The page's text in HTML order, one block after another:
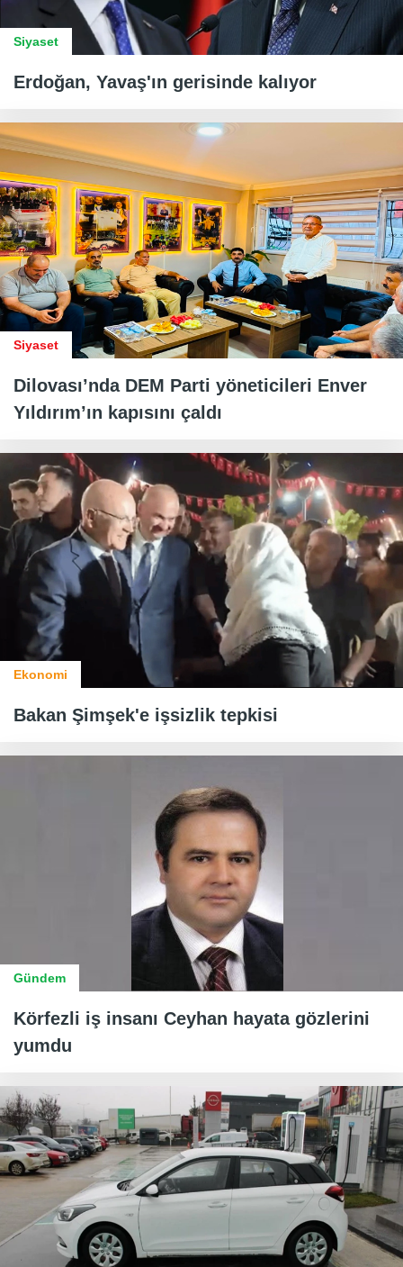
Siyaset
Erdoğan, Yavaş'ın gerisinde kalıyor
Siyaset
Dilovası’nda DEM Parti yöneticileri Enver
Yıldırım’ın kapısını çaldı
Ekonomi
Bakan Şimşek'e işsizlik tepkisi
Gündem
Körfezli iş insanı Ceyhan hayata gözlerini
yumdu